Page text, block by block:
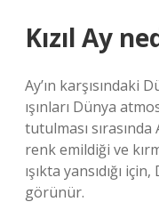
Kızıl Ay
Ay’ın karşısındaki
ışınları Dünya
tutulması
renk emildiği ve
ışıkta yansıdığı
görünür.